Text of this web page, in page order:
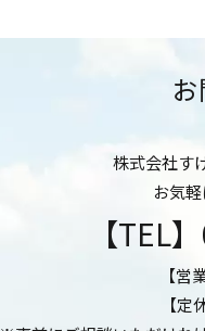
株式会社す
お気
【TEL】
【営
【